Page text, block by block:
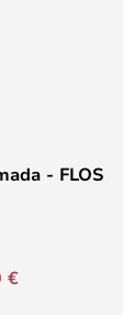
- FLOS
€